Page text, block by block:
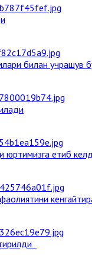
билан учрашув
юртимизга етиб